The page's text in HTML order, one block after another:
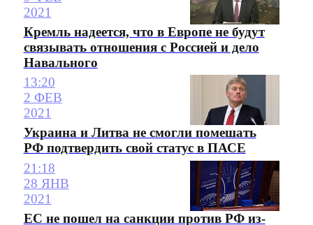
2021
Кремль надеется, что в Европе не будут
связывать отношения с Россией и дело
Навального
13:20
2 ФЕВ
2021
Украина и Литва не смогли помешать
РФ подтвердить свой статус в ПАСЕ
21:18
28 ЯНВ
2021
ЕС не пошел на санкции против РФ из-